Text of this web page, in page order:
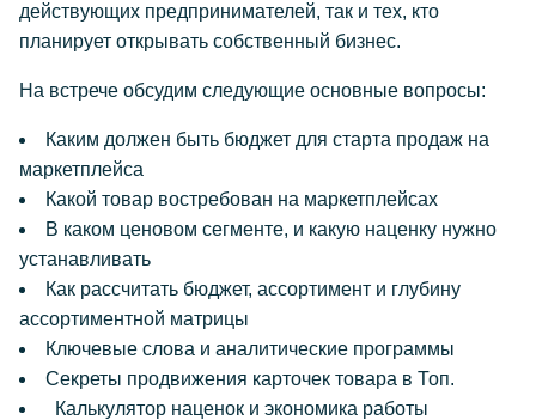
действующих предпринимателей, так и тех, кто
планирует открывать собственный бизнес.
На встрече обсудим следующие основные вопросы:
Каким должен быть бюджет для старта продаж на
маркетплейса
Какой товар востребован на маркетплейсах
В каком ценовом сегменте, и какую наценку нужно
устанавливать
Как рассчитать бюджет, ассортимент и глубину
ассортиментной матрицы
Ключевые слова и аналитические программы
Секреты продвижения карточек товара в Топ.
Калькулятор наценок и экономика работы